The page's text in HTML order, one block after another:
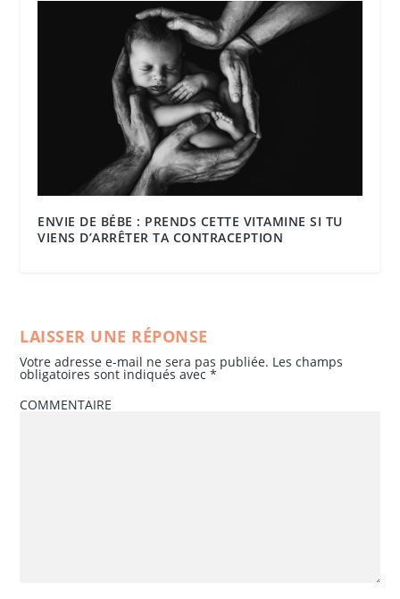
ENVIE DE BÉBE : PRENDS CETTE VITAMINE SI TU
VIENS D’ARRÊTER TA CONTRACEPTION
LAISSER UNE RÉPONSE
Votre adresse e-mail ne sera pas publiée. Les champs
obligatoires sont indiqués avec*
COMMENTAIRE